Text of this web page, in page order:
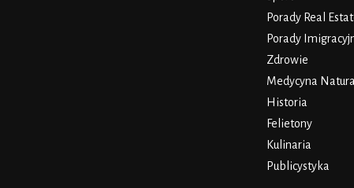
Porady Real
Porady
Zdrowie
Medycyna
Historia
Felietony
Kulinaria
Publicystyka